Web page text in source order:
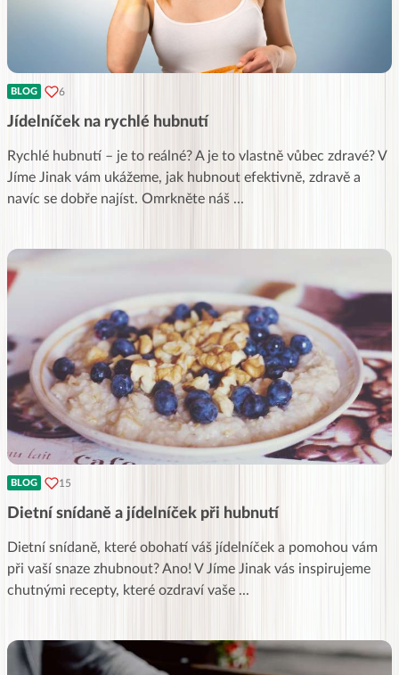
BLOG 6
Jídelníček na rychlé hubnutí
Rychlé hubnutí – je to reálné? A je to vlastně vůbec zdravé? V
Jíme Jinak vám ukážeme, jak hubnout efektivně, zdravě a
navíc se dobře najíst. Omrkněte náš ...
BLOG 15
Dietní snídaně a jídelníček při hubnutí
Dietní snídaně, které obohatí váš jídelníček a pomohou vám
při vaší snaze zhubnout? Ano! V Jíme Jinak vás inspirujeme
chutnými recepty, které ozdraví vaše ...